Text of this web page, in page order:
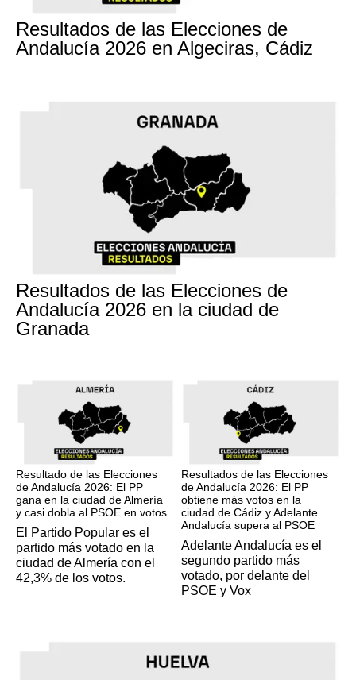
Resultados de las Elecciones de
Andalucía 2026 en Algeciras, Cádiz
Resultados de las Elecciones de
Andalucía 2026 en la ciudad de
Granada
Resultado de las Elecciones
de Andalucía 2026: El PP
gana en la ciudad de Almería
y casi dobla al PSOE en votos
El Partido Popular es el
partido más votado en la
ciudad de Almería con el
42,3% de los votos.
Resultados de las Elecciones
de Andalucía 2026: El PP
obtiene más votos en la
ciudad de Cádiz y Adelante
Andalucía supera al PSOE
Adelante Andalucía es el
segundo partido más
votado, por delante del
PSOE y Vox